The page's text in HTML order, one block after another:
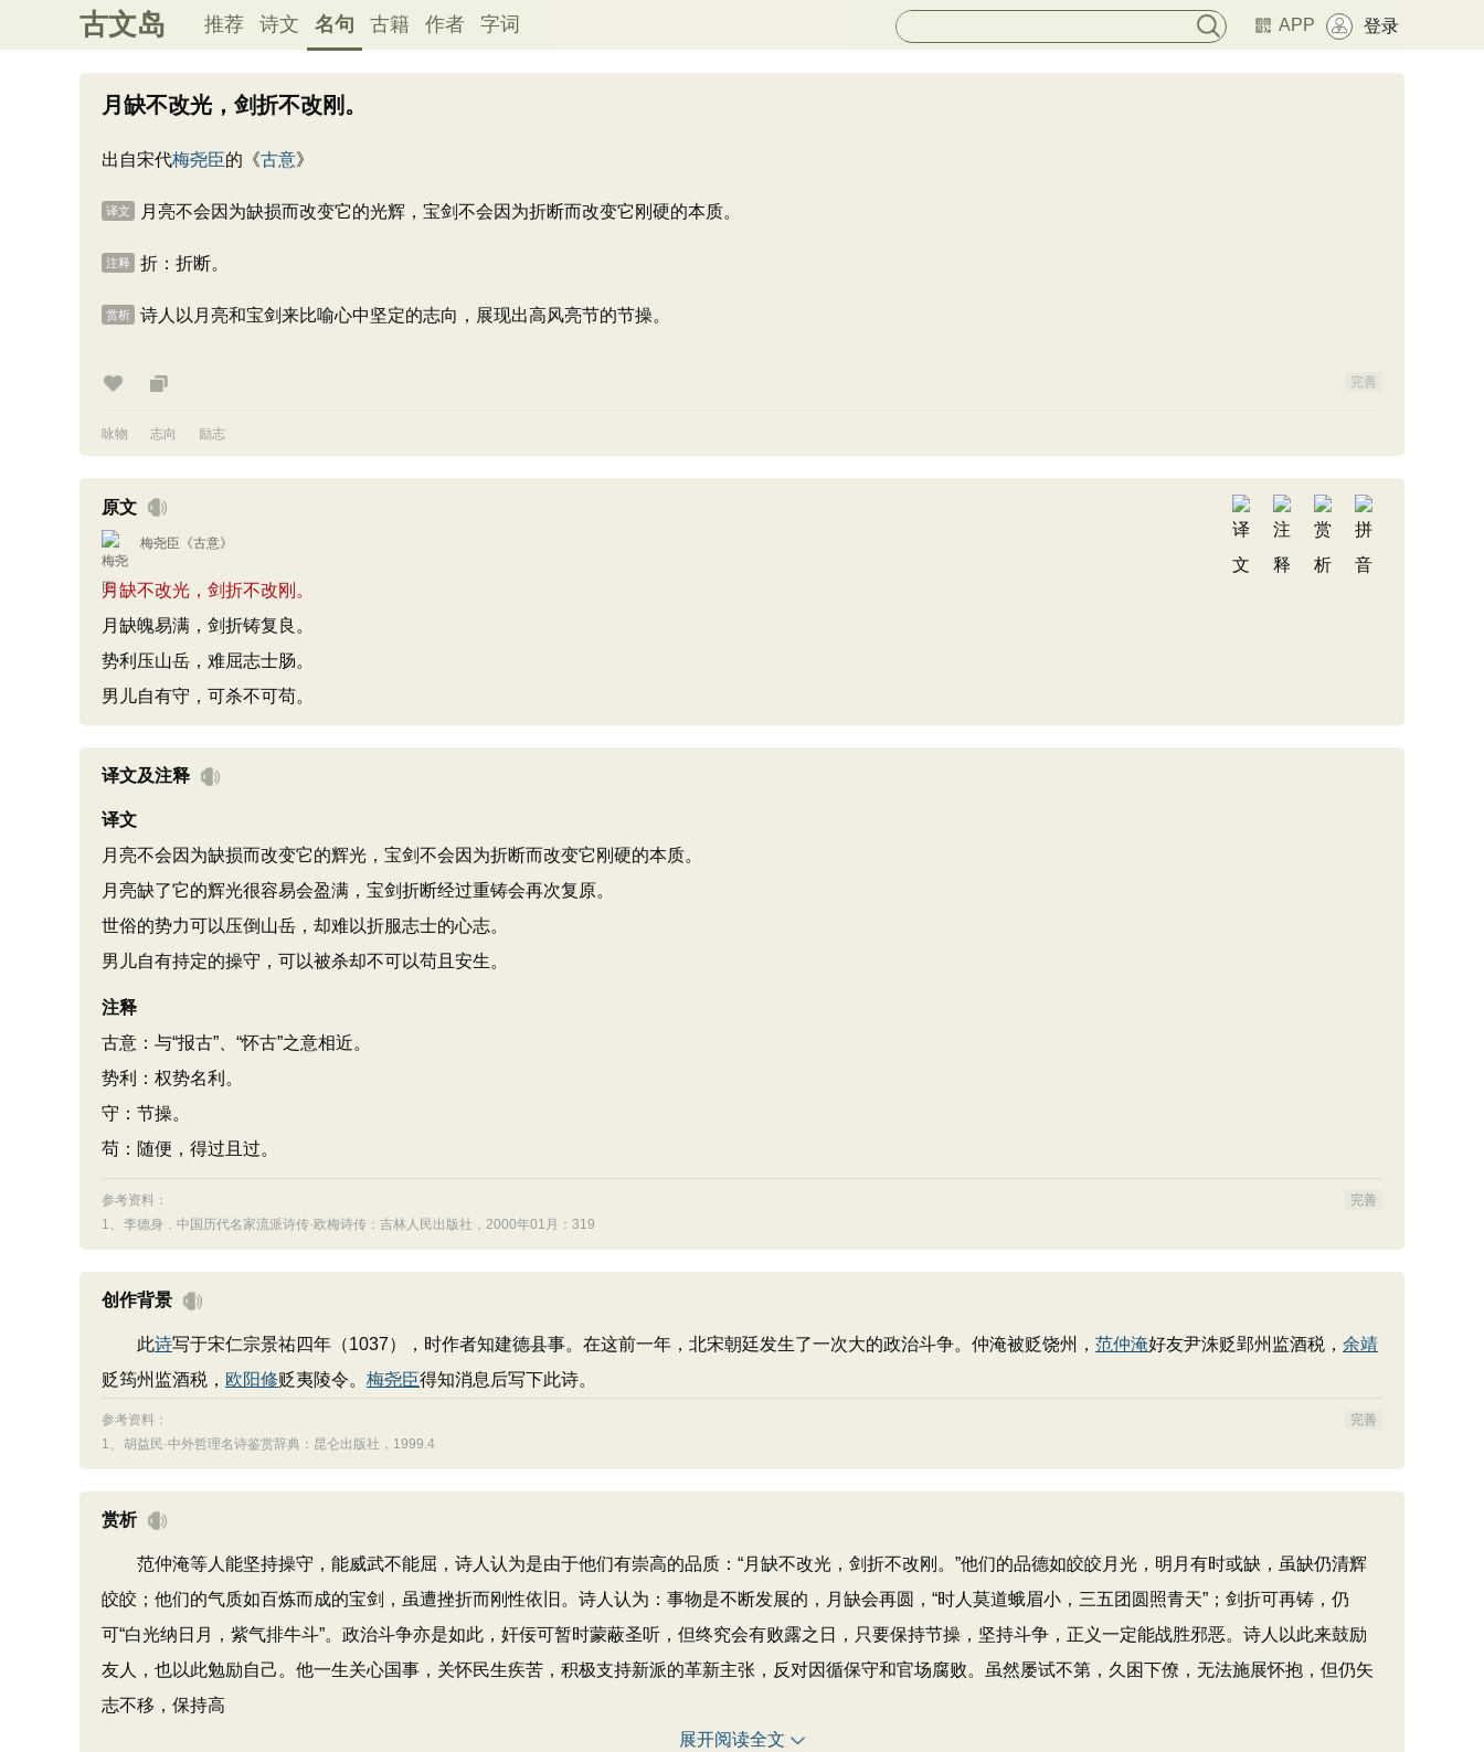
古文岛 推荐 诗文 名句 古籍 作者 字词 APP 登录
月缺不改光，剑折不改刚。
出自宋代梅尧臣的《古意》
译文 月亮不会因为缺损而改变它的光辉，宝剑不会因为折断而改变它刚硬的本质。
注释 折：折断。
赏析 诗人以月亮和宝剑来比喻心中坚定的志向，展现出高风亮节的节操。
完善
咏物 志向 励志
原文
梅尧臣 《古意》
月缺不改光，剑折不改刚。
月缺魄易满，剑折铸复良。
势利压山岳，难屈志士肠。
男儿自有守，可杀不可苟。
译文及注释
译文
月亮不会因为缺损而改变它的辉光，宝剑不会因为折断而改变它刚硬的本质。
月亮缺了它的辉光很容易会盈满，宝剑折断经过重铸会再次复原。
世俗的势力可以压倒山岳，却难以折服志士的心志。
男儿自有持定的操守，可以被杀却不可以苟且安生。
注释
古意：与“报古”、“怀古”之意相近。
势利：权势名利。
守：节操。
苟：随便，得过且过。
参考资料：
完善
1、 李德身．中国历代名家流派诗传·欧梅诗传：吉林人民出版社，2000年01月：319
创作背景
此诗写于宋仁宗景祐四年（1037），时作者知建德县事。在这前一年，北宋朝廷发生了一次大的政治斗争。仲淹被贬饶州， 范仲淹好友尹洙贬郢州监酒税， 余靖
贬筠州监酒税， 欧阳修贬夷陵令。 梅尧臣得知消息后写下此诗。
参考资料：
完善
1、 胡益民·中外哲理名诗鉴赏辞典：昆仑出版社，1999.4
赏析
范仲淹等人能坚持操守，能威武不能屈，诗人认为是由于他们有崇高的品质：“月缺不改光，剑折不改刚。”他们的品德如皎皎月光，明月有时或缺，虽缺仍清辉
皎皎；他们的气质如百炼而成的宝剑，虽遭挫折而刚性依旧。诗人认为：事物是不断发展的，月缺会再圆，“时人莫道蛾眉小，三五团圆照青天”；剑折可再铸，仍
可“白光纳日月，紫气排牛斗”。政治斗争亦是如此，奸佞可暂时蒙蔽圣听，但终究会有败露之日，只要保持节操，坚持斗争，正义一定能战胜邪恶。诗人以此来鼓励
友人，也以此勉励自己。他一生关心国事，关怀民生疾苦，积极支持新派的革新主张，反对因循保守和官场腐败。虽然屡试不第，久困下僚，无法施展怀抱，但仍矢
志不移，保持高
展开阅读全文